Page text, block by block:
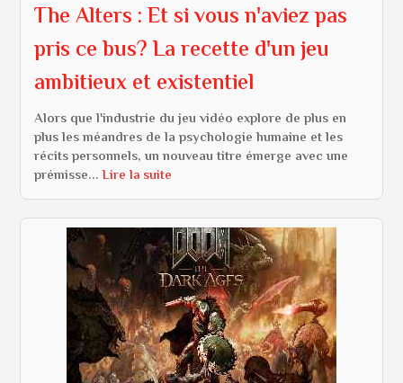
The Alters : Et si vous n'aviez pas
pris ce bus? La recette d'un jeu
ambitieux et existentiel
Alors que l'industrie du jeu vidéo explore de plus en
plus les méandres de la psychologie humaine et les
récits personnels, un nouveau titre émerge avec une
prémisse...Lire la suite